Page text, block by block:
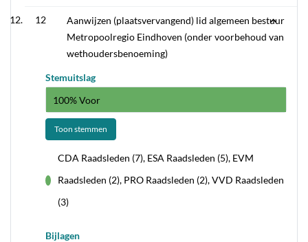
12
Aanwijzen (plaatsvervangend) lid algemeen bestuur
Metropoolregio Eindhoven (onder voorbehoud van
wethoudersbenoeming)
Stemuitslag
100% Voor
Toon stemmen
CDA Raadsleden (7), ESA Raadsleden (5), EVM
Raadsleden (2), PRO Raadsleden (2), VVD Raadsleden
(3)
Bijlagen